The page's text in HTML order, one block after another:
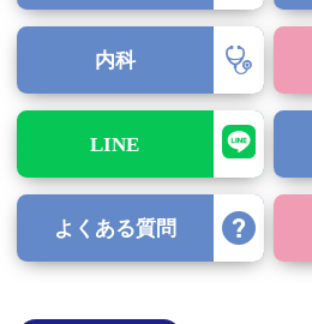
内科
LINE
よくある質問